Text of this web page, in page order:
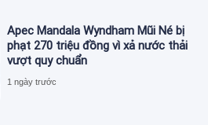
Apec Mandala Wyndham Mũi Né bị
phạt 270 triệu đồng vì xả nước thải
vượt quy chuẩn
1 ngày trước